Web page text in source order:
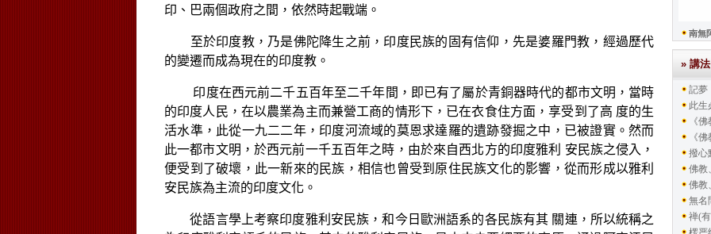
印、巴兩個政府之間，依然時起戰端。
至於印度教，乃是佛陀降生之前，印度民族的固有信仰，先是婆羅門教，經過歷代
的變遷而成為現在的印度教。
印度在西元前二千五百年至二千年間，即已有了屬於青銅器時代的都市文明，當時
的印度人民，在以農業為主而兼營工商的情形下，已在衣食住方面，享受到了高 度的生
活水準，此從一九二二年，印度河流域的莫恩求達羅的遺跡發掘之中，已被證實。然而
此一都市文明，於西元前一千五百年之時，由於來自西北方的印度雅利
安民族之侵入，
便受到了破壞，此一新來的民族，相信也曾受到原住民族文化的影響，從而形成以雅利
安民族為主流的印度文化。
從語言學上考察印度雅利安民族，和今日歐洲語系的各民族有其 關連，所以統稱之
南無
» 講法
記夢
此生
《
《
撥心
佛教
佛教
無名
禅(